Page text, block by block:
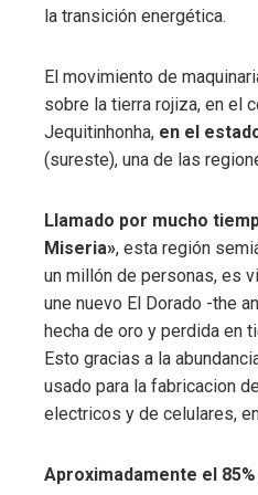
la transición energética.
El movimiento de
sobre la tierra rojiza, en el
Jequitinhonha, en el
(sureste), una de las
Llamado por mucho
Miseria», esta región
un millón de personas, es
une nuevo El Dorado -the
hecha de oro y perdida en
Esto gracias a la
usado para la fabricacion
electricos y de celulares,
Aproximadamente el